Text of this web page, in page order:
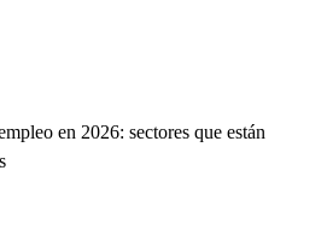
en 2026: sectores que están